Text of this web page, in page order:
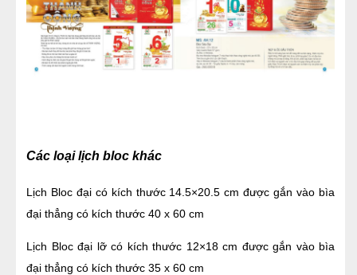
Các loại lịch bloc khác
Lịch Bloc đại có kích thước 14.5×20.5 cm được gắn vào bìa
đại thẳng có kích thước 40 x 60 cm
Lịch Bloc đại lỡ có kích thước 12×18 cm được gắn vào bìa
đại thẳng có kích thước 35 x 60 cm